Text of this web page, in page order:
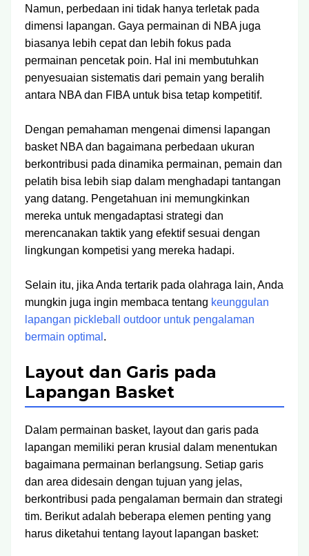
Namun, perbedaan ini tidak hanya terletak pada
dimensi lapangan. Gaya permainan di NBA juga
biasanya lebih cepat dan lebih fokus pada
permainan pencetak poin. Hal ini membutuhkan
penyesuaian sistematis dari pemain yang beralih
antara NBA dan FIBA untuk bisa tetap kompetitif.
Dengan pemahaman mengenai dimensi lapangan
basket NBA dan bagaimana perbedaan ukuran
berkontribusi pada dinamika permainan, pemain dan
pelatih bisa lebih siap dalam menghadapi tantangan
yang datang. Pengetahuan ini memungkinkan
mereka untuk mengadaptasi strategi dan
merencanakan taktik yang efektif sesuai dengan
lingkungan kompetisi yang mereka hadapi.
Selain itu, jika Anda tertarik pada olahraga lain, Anda
mungkin juga ingin membaca tentang keunggulan
lapangan pickleball outdoor untuk pengalaman
bermain optimal .
Layout dan Garis pada
Lapangan Basket
Dalam permainan basket, layout dan garis pada
lapangan memiliki peran krusial dalam menentukan
bagaimana permainan berlangsung. Setiap garis
dan area didesain dengan tujuan yang jelas,
berkontribusi pada pengalaman bermain dan strategi
tim. Berikut adalah beberapa elemen penting yang
harus diketahui tentang layout lapangan basket: